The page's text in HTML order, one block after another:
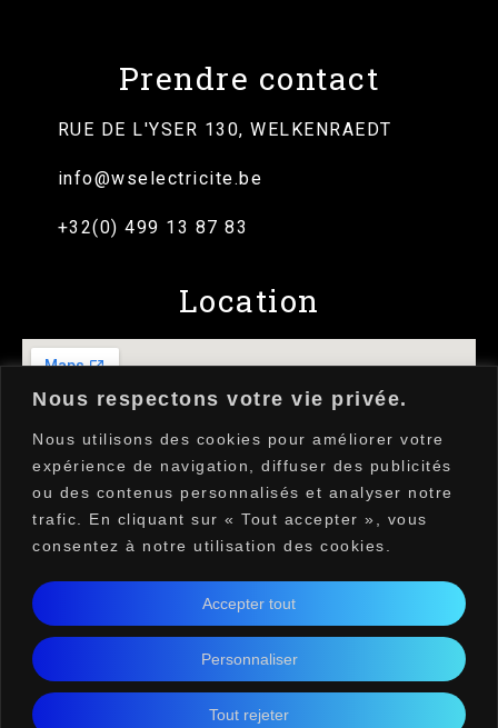
Nous respectons votre vie privée.
Nous utilisons des cookies pour améliorer votre
expérience de navigation, diffuser des publicités
ou des contenus personnalisés et analyser notre
trafic. En cliquant sur « Tout accepter », vous
consentez à notre utilisation des cookies.
Personnaliser
Tout rejeter
Accepter tout
Prendre contact
RUE DE L'YSER 130, WELKENRAEDT
info@wselectricite.be
+32(0) 499 13 87 83
Location
Conditions générales d'utilisation
Copyright ©2026Simon Wiertz Tous droits